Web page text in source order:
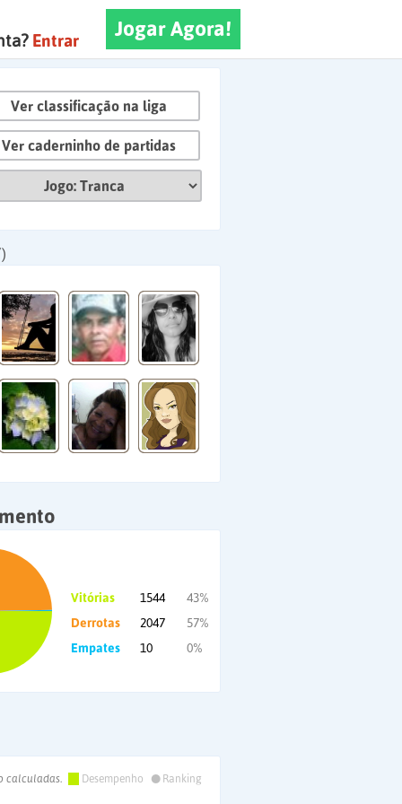
Jogar Agora!
Entrar
Ver classificação na liga
Ver caderninho de partidas
Vitórias 1544
43%
Derrotas
2047
57%
Empates
10 0%
calculadas. Desempenho •
Ranking